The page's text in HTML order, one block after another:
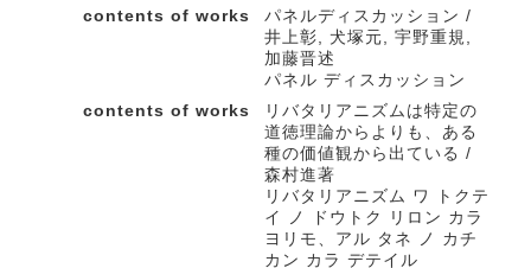
contents of works
パネルディスカッション /
井上彰, 犬塚元, 宇野重規,
加藤晋述
パネル ディスカッション
contents of works
リバタリアニズムは特定の
道徳理論からよりも、ある
種の価値観から出ている /
森村進著
リバタリアニズム ワ トクテ
イ ノ ドウトク リロン カラ
ヨリモ、アル タネ ノ カチ
カン カラ デテイル